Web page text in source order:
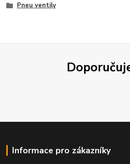
Pneu ventily
Informace pro zákazníky